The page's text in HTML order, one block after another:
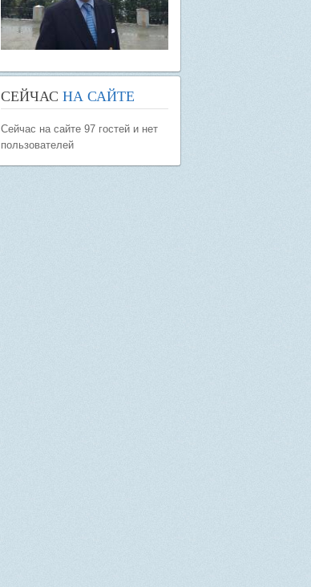
СЕЙЧАС НА САЙТЕ
Сейчас на сайте 97 гостей и нет
пользователей